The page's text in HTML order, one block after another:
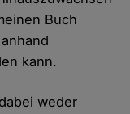
Buch
kann.
weder